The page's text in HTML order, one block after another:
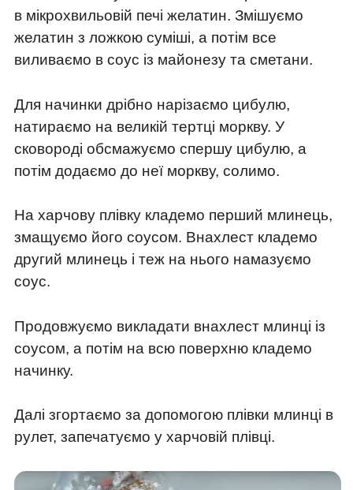
в мікрохвильовій печі желатин. Змішуємо
желатин з ложкою суміші, а потім все
виливаємо в соус із майонезу та сметани.
Для начинки дрібно нарізаємо цибулю,
натираємо на великій тертці моркву. У
сковороді обсмажуємо спершу цибулю, а
потім додаємо до неї моркву, солимо.
На харчову плівку кладемо перший млинець,
змащуємо його соусом. Внахлест кладемо
другий млинець і теж на нього намазуємо
соус.
Продовжуємо викладати внахлест млинці із
соусом, а потім на всю поверхню кладемо
начинку.
Далі згортаємо за допомогою плівки млинці в
рулет, запечатуємо у харчовій плівці.